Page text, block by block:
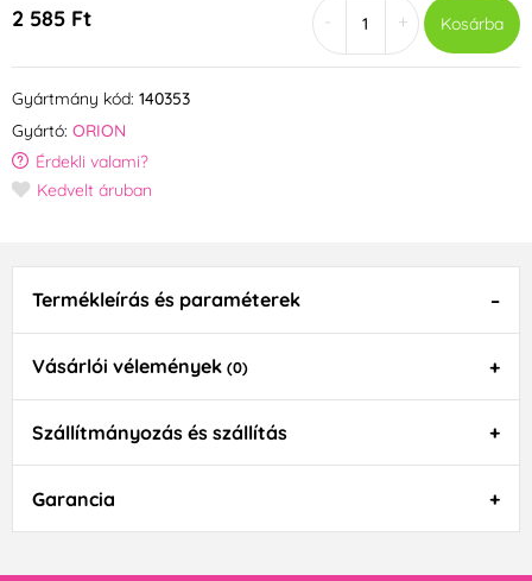
2 585 Ft + Kosárba
Gyártmány kód: 140353
Gyártó: ORION
Érdekli valami?
Kedvelt áruban
Termékleírás és paraméterek
Vásárlói vélemények (0)
Szállítmányozás és szállítás
Garancia